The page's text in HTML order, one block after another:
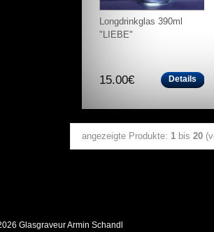
Longdrinkglas 390ml
"LIEBE"
15.00€ Details
angezeigte Produkte: 1 bis 20
Glasgraveur Armin Schandl